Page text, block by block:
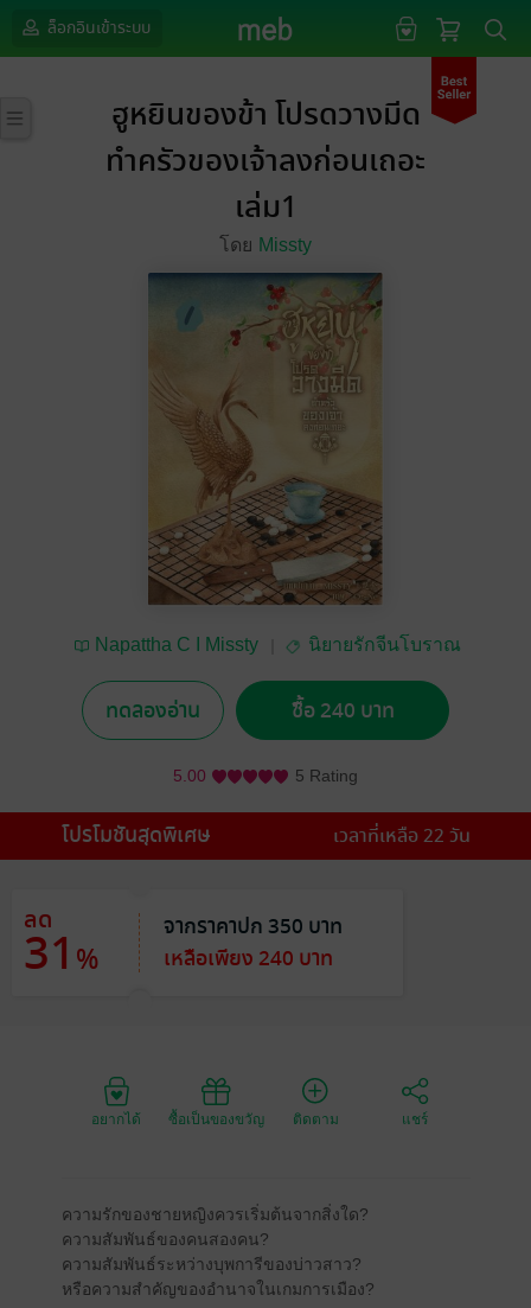
ล็อกอินเข้าระบบ
ฮูหยินของข้า โปรดวางมีด
ทำครัวของเจ้าลงก่อนเถอะ
เล่ม1
โดย Missty
Napattha C I Missty
นิยายรักจีนโบราณ
ทดลองอ่าน ซื้อ 240 บาท
5.00 5 Rating
โปรโมชันสุดพิเศษ เวลาที่เหลือ 22 วัน
ลด
31 %
จากราคาปก 350 บาท
เหลือเพียง 240 บาท
อยากได้ ซื้อเป็นของขวัญ ติดตาม แชร์
ความรักของชายหญิงควรเริ่มต้นจากสิ่งใด?
ความสัมพันธ์ของคนสองคน?
ความสัมพันธ์ระหว่างบุพการีของบ่าวสาว?
หรือความสำคัญของอำนาจในเกมการเมือง?